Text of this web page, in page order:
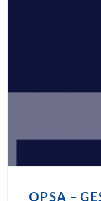
OPSA –